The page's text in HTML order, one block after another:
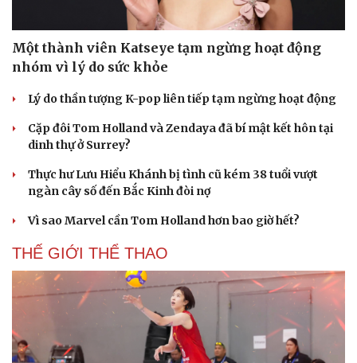
Du lịch
Podcast
Một thành viên Katseye tạm ngừng hoạt động
nhóm vì lý do sức khỏe
Lý do thần tượng K-pop liên tiếp tạm ngừng hoạt động
Cặp đôi Tom Holland và Zendaya đã bí mật kết hôn tại
dinh thự ở Surrey?
Thực hư Lưu Hiểu Khánh bị tình cũ kém 38 tuổi vượt
ngàn cây số đến Bắc Kinh đòi nợ
Vì sao Marvel cần Tom Holland hơn bao giờ hết?
THẾ GIỚI THỂ THAO